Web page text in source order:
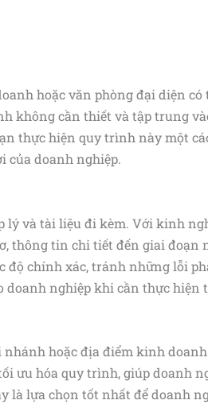
hoặc văn phòng đại diện có
không cần thiết và tập trung
thực hiện quy trình này một
của doanh nghiệp.
và tài liệu đi kèm. Với kinh
thông tin chi tiết đến giai đoạn
độ chính xác, tránh những lỗi
nghiệp khi cần thực hiện
hoặc địa điểm kinh
ưu hóa quy trình, giúp doanh
là lựa chọn tốt nhất để doanh